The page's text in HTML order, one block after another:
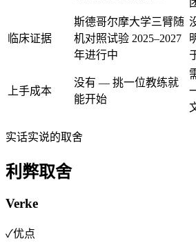
临床证据
斯德哥尔摩大学三臂随
机对照试验 2025–2027
年进行中
上手成本
没有 — 挑一位教练就
能开始
实话实说的取舍
利弊取舍
Verke
✓优点